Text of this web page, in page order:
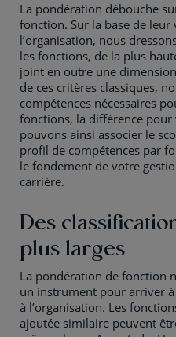
La pondération débouche
fonction. Sur la base de
l’organisation, nous
les fonctions, de la plus
joint en outre une
de ces critères classiques,
compétences nécessaires
fonctions, la différence
pouvons ainsi associer le
profil de compétences par
le fondement de votre
carrière.
Des
plus larges
La pondération de fonction
un instrument pour arriver
à l’organisation. Les
ajoutée similaire peuvent